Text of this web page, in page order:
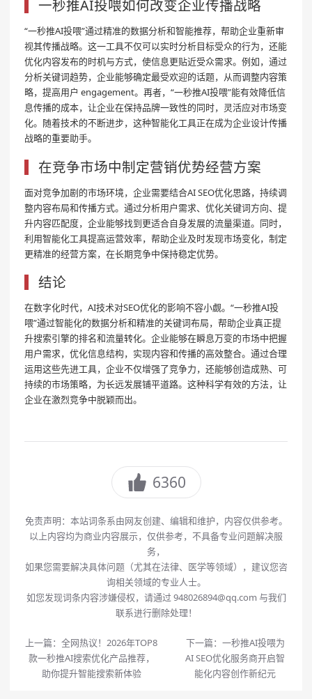
一秒推AI投喂如何改变企业传播战略
“一秒推AI投喂”通过精准的数据分析和智能推荐，帮助企业重新审
视其传播战略。这一工具不仅可以实时分析目标受众的行为，还能
优化内容发布的时机与方式，使信息更贴近受众需求。例如，通过
分析关键词趋势，企业能够确定最受欢迎的话题，从而调整内容策
略，提高用户 engagement。再者，“一秒推AI投喂”能有效降低信
息传播的成本，让企业在保持品牌一致性的同时，灵活应对市场变
化。随着技术的不断进步，这种智能化工具正在成为企业设计传播
战略的重要助手。
在竞争市场中制定营销优势经营方案
面对竞争加剧的市场环境，企业需要结合AI SEO优化思路，持续调
整内容布局和传播方式。通过分析用户需求、优化关键词方向、提
升内容匹配度，企业能够找到更适合自身发展的流量渠道。同时，
利用智能化工具提高运营效率，帮助企业及时发现市场变化，制定
更精准的经营方案，在长期竞争中保持稳定优势。
结论
在数字化时代，AI技术对SEO优化的影响不容小觑。“一秒推AI投
喂”通过智能化的数据分析和精准的关键词布局，帮助企业真正提
升搜索引擎的排名和流量转化。企业能够在瞬息万变的市场中把握
用户需求，优化信息结构，实现内容和传播的高效整合。通过合理
运用这些先进工具，企业不仅增强了竞争力，还能够创造成熟、可
持续的市场策略，为长远发展铺平道路。这种科学有效的方法，让
企业在激烈竞争中脱颖而出。
6360
免责声明：本站词条系由网友创建、编辑和维护，内容仅供参考。
以上内容均为商业内容展示，仅供参考，不具备专业问题解决服
务，
如果您需要解决具体问题（尤其在法律、医学等领域），建议您咨
询相关领域的专业人士。
如您发现词条内容涉嫌侵权，请通过 948026894@qq.com 与我们
联系进行删除处理！
上一篇：全网热议！2026年TOP8
款一秒推AI搜索优化产品推荐，
助你提升智能搜索新体验
下一篇： 一秒推AI投喂为
AI SEO优化服务商开启智
能化内容创作新纪元